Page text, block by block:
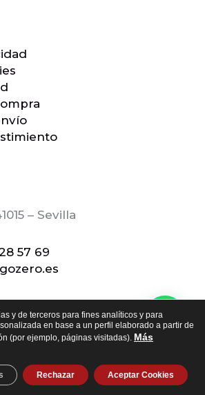
– Sevilla
57 69
© 2026 Escuela Riesgo Zero
y de terceros para fines analíticos y para
en base a un perfil elaborado a partir de
(por ejemplo, páginas visitadas). Más
Aceptar Cookies
Rechazar